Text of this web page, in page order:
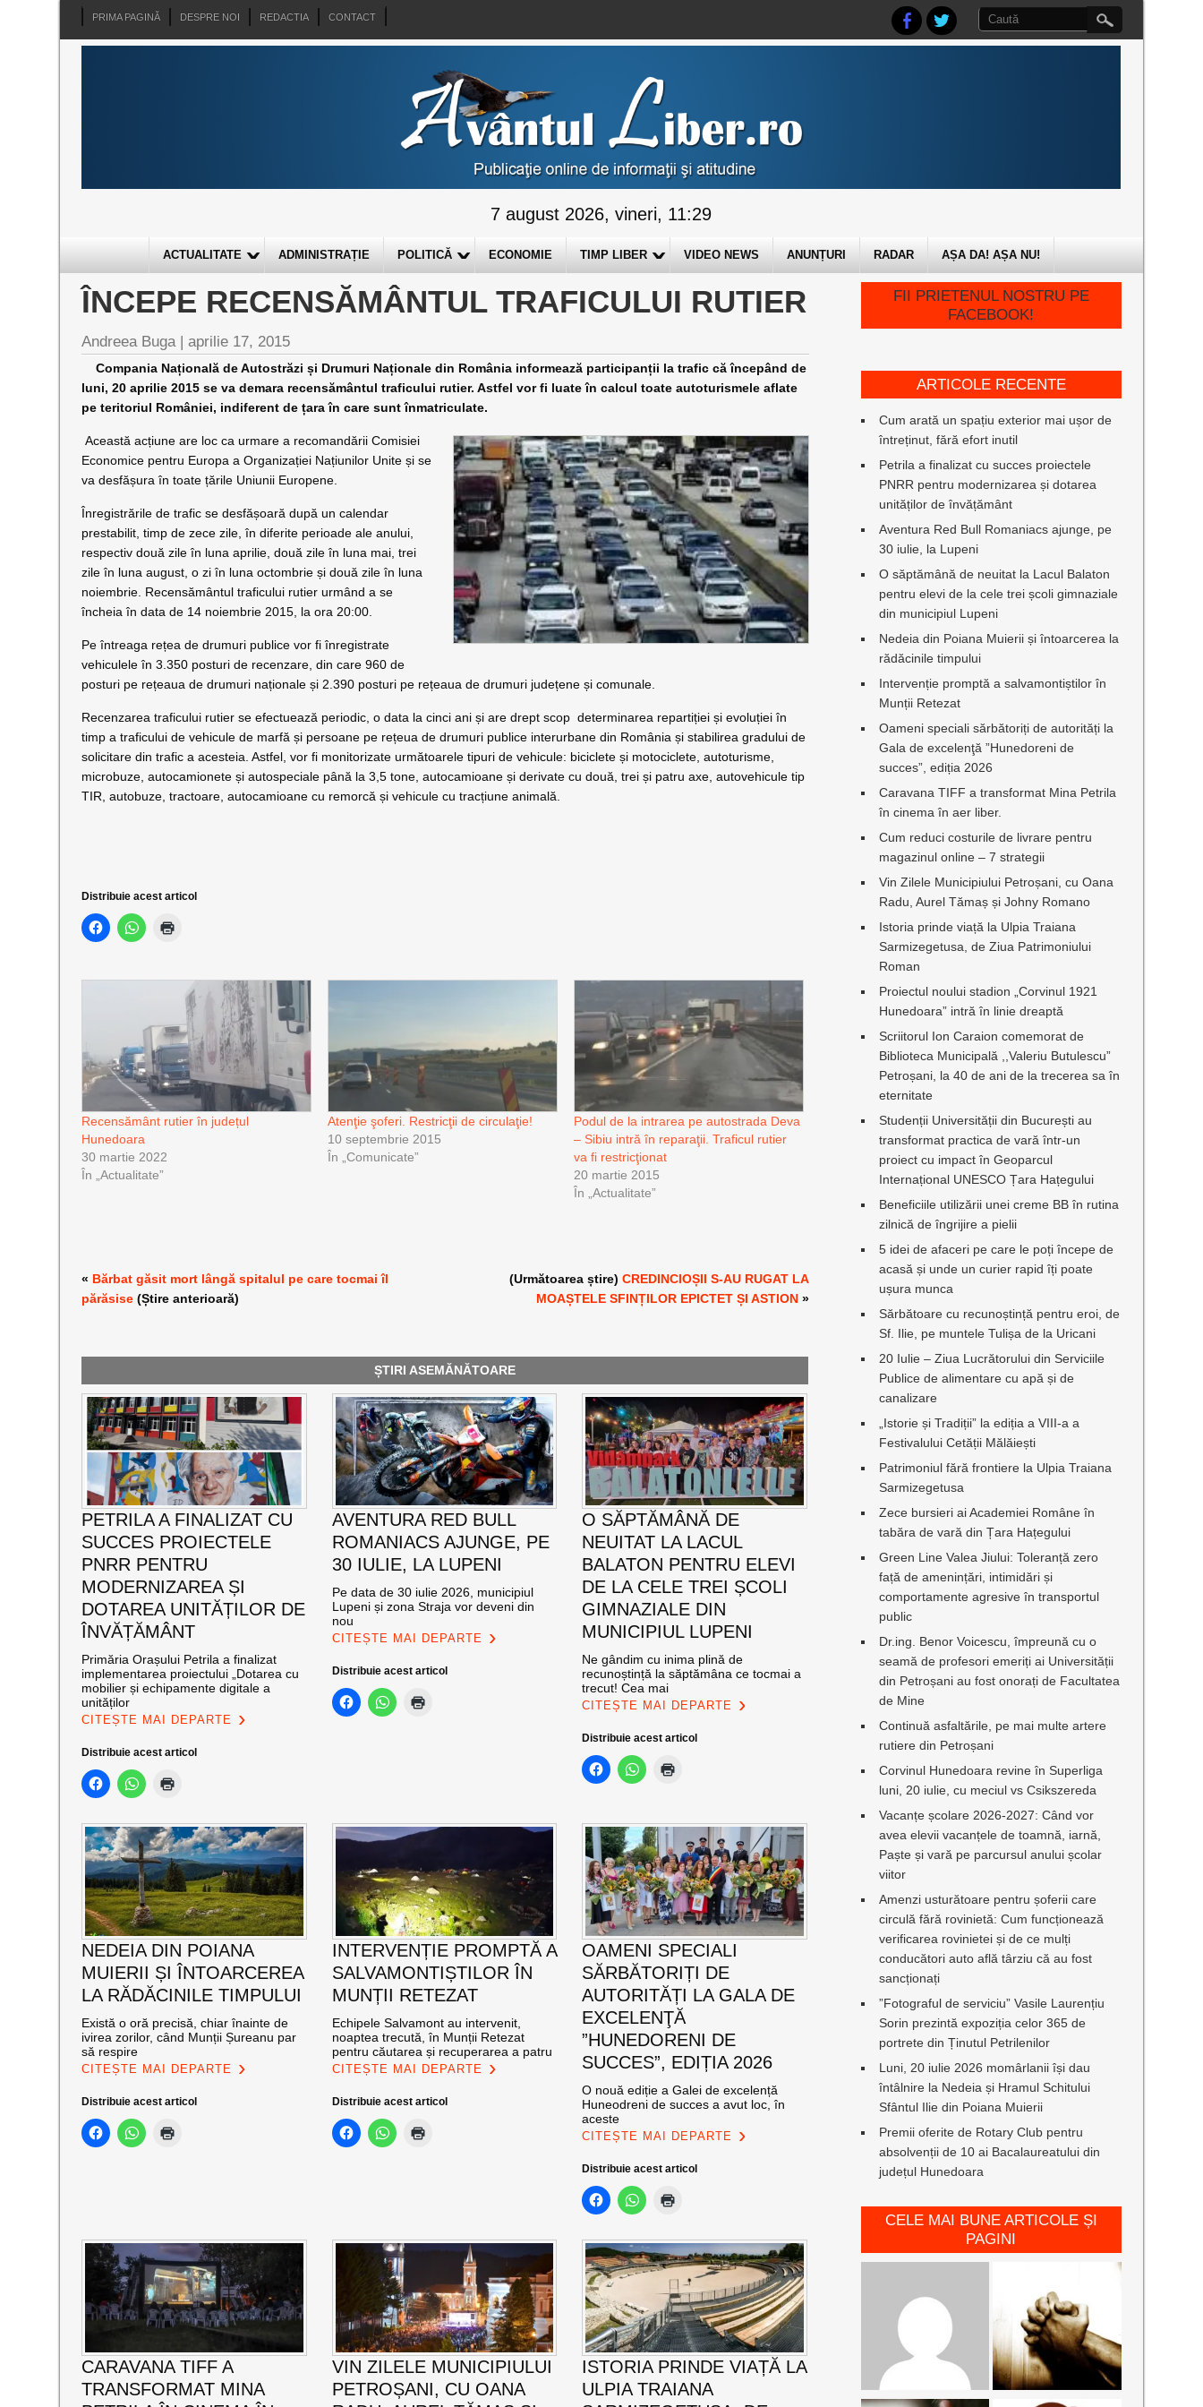
PRIMA PAGINĂ DESPRE NOI REDACTIA CONTACT
7 august 2026, vineri, 11:29
ACTUALITATE ADMINISTRAȚIE POLITICĂ ECONOMIE TIMP LIBER VIDEO NEWS ANUNȚURI RADAR AȘA DA! AȘA NU!
ÎNCEPE RECENSĂMÂNTUL TRAFICULUI RUTIER
Andreea Buga |aprilie 17, 2015
Compania Națională de Autostrăzi și Drumuri Naționale din România informează participanții la trafic că începând de
luni, 20 aprilie 2015 se va demara recensământul traficului rutier. Astfel vor fi luate în calcul toate autoturismele aflate
pe teritoriul României, indiferent de țara în care sunt înmatriculate.
Această acțiune are loc ca urmare a recomandării Comisiei
Economice pentru Europa a Organizației Națiunilor Unite și se
va desfășura în toate țările Uniunii Europene.
Înregistrările de trafic se desfășoară după un calendar
prestabilit, timp de zece zile, în diferite perioade ale anului,
respectiv două zile în luna aprilie, două zile în luna mai, trei
zile în luna august, o zi în luna octombrie și două zile în luna
noiembrie. Recensământul traficului rutier urmând a se
încheia în data de 14 noiembrie 2015, la ora 20:00.
Pe întreaga rețea de drumuri publice vor fi înregistrate
vehiculele în 3.350 posturi de recenzare, din care 960 de
posturi pe rețeaua de drumuri naționale și 2.390 posturi pe rețeaua de drumuri județene și comunale.
Recenzarea traficului rutier se efectuează periodic, o data la cinci ani și are drept scop determinarea repartiției și evoluției în
timp a traficului de vehicule de marfă și persoane pe rețeua de drumuri publice interurbane din România și stabilirea gradului de
solicitare din trafic a acesteia. Astfel, vor fi monitorizate următoarele tipuri de vehicule: biciclete și motociclete, autoturisme,
microbuze, autocamionete și autospeciale până la 3,5 tone, autocamioane și derivate cu două, trei și patru axe, autovehicule tip
TIR, autobuze, tractoare, autocamioane cu remorcă și vehicule cu tracțiune animală.
Distribuie acest articol
Recensământ rutier în județul
Hunedoara
30 martie 2022
În „Actualitate”
Atenţie şoferi. Restricţii de circulaţie!
10 septembrie 2015
În „Comunicate”
Podul de la intrarea pe autostrada Deva
– Sibiu intră în reparaţii. Traficul rutier
va fi restricţionat
20 martie 2015
În „Actualitate”
« Bărbat găsit mort lângă spitalul pe care tocmai îl
părăsise (Știre anterioară)
(Următoarea știre)CREDINCIOȘII S-AU RUGAT LA
MOAȘTELE SFINȚILOR EPICTET ȘI ASTION »
ȘTIRI ASEMĂNĂTOARE
PETRILA A FINALIZAT CU
SUCCES PROIECTELE
PNRR PENTRU
MODERNIZAREA ȘI
DOTAREA UNITĂȚILOR DE
ÎNVĂȚĂMÂNT
Primăria Orașului Petrila a finalizat
implementarea proiectului „Dotarea cu
mobilier și echipamente digitale a
unităților
CITEȘTE MAI DEPARTE
Distribuie acest articol
AVENTURA RED BULL
ROMANIACS AJUNGE, PE
30 IULIE, LA LUPENI
Pe data de 30 iulie 2026, municipiul
Lupeni și zona Straja vor deveni din
nou
CITEȘTE MAI DEPARTE
Distribuie acest articol
O SĂPTĂMÂNĂ DE
NEUITAT LA LACUL
BALATON PENTRU ELEVI
DE LA CELE TREI ȘCOLI
GIMNAZIALE DIN
MUNICIPIUL LUPENI
Ne gândim cu inima plină de
recunoștință la săptămâna ce tocmai a
trecut! Cea mai
CITEȘTE MAI DEPARTE
Distribuie acest articol
NEDEIA DIN POIANA
MUIERII ȘI ÎNTOARCEREA
LA RĂDĂCINILE TIMPULUI
Există o oră precisă, chiar înainte de
ivirea zorilor, când Munții Șureanu par
să respire
CITEȘTE MAI DEPARTE
Distribuie acest articol
INTERVENȚIE PROMPTĂ A
SALVAMONTIȘTILOR ÎN
MUNȚII RETEZAT
Echipele Salvamont au intervenit,
noaptea trecută, în Munții Retezat
pentru căutarea și recuperarea a patru
CITEȘTE MAI DEPARTE
Distribuie acest articol
OAMENI SPECIALI
SĂRBĂTORIȚI DE
AUTORITĂȚI LA GALA DE
EXCELENŢĂ
”HUNEDORENI DE
SUCCES”, EDIȚIA 2026
O nouă ediție a Galei de excelență
Huneodreni de succes a avut loc, în
aceste
CITEȘTE MAI DEPARTE
Distribuie acest articol
CARAVANA TIFF A
TRANSFORMAT MINA
VIN ZILELE MUNICIPIULUI
PETROȘANI, CU OANA
ISTORIA PRINDE VIAȚĂ LA
ULPIA TRAIANA
FII PRIETENUL NOSTRU PE
FACEBOOK!
ARTICOLE RECENTE
Cum arată un spațiu exterior mai ușor de
întreținut, fără efort inutil
Petrila a finalizat cu succes proiectele
PNRR pentru modernizarea și dotarea
unităților de învățământ
Aventura Red Bull Romaniacs ajunge, pe
30 iulie, la Lupeni
O săptămână de neuitat la Lacul Balaton
pentru elevi de la cele trei școli gimnaziale
din municipiul Lupeni
Nedeia din Poiana Muierii și întoarcerea la
rădăcinile timpului
Intervenție promptă a salvamontiștilor în
Munții Retezat
Oameni speciali sărbătoriți de autorități la
Gala de excelenţă ”Hunedoreni de
succes”, ediția 2026
Caravana TIFF a transformat Mina Petrila
în cinema în aer liber.
Cum reduci costurile de livrare pentru
magazinul online – 7 strategii
Vin Zilele Municipiului Petroșani, cu Oana
Radu, Aurel Tămaș și Johny Romano
Istoria prinde viață la Ulpia Traiana
Sarmizegetusa, de Ziua Patrimoniului
Roman
Proiectul noului stadion „Corvinul 1921
Hunedoara” intră în linie dreaptă
Scriitorul Ion Caraion comemorat de
Biblioteca Municipală ,,Valeriu Butulescu”
Petroșani, la 40 de ani de la trecerea sa în
eternitate
Studenții Universității din București au
transformat practica de vară într-un
proiect cu impact în Geoparcul
Internațional UNESCO Țara Hațegului
Beneficiile utilizării unei creme BB în rutina
zilnică de îngrijire a pielii
5 idei de afaceri pe care le poți începe de
acasă și unde un curier rapid îți poate
ușura munca
Sărbătoare cu recunoștință pentru eroi, de
Sf. Ilie, pe muntele Tulișa de la Uricani
20 Iulie – Ziua Lucrătorului din Serviciile
Publice de alimentare cu apă și de
canalizare
„Istorie și Tradiții” la ediția a VIII-a a
Festivalului Cetății Mălăiești
Patrimoniul fără frontiere la Ulpia Traiana
Sarmizegetusa
Zece bursieri ai Academiei Române în
tabăra de vară din Țara Hațegului
Green Line Valea Jiului: Toleranță zero
față de amenințări, intimidări și
comportamente agresive în transportul
public
Dr.ing. Benor Voicescu, împreună cu o
seamă de profesori emeriți ai Universității
din Petroșani au fost onorați de Facultatea
de Mine
Continuă asfaltările, pe mai multe artere
rutiere din Petroșani
Corvinul Hunedoara revine în Superliga
luni, 20 iulie, cu meciul vs Csikszereda
Vacanțe școlare 2026-2027: Când vor
avea elevii vacanțele de toamnă, iarnă,
Paște și vară pe parcursul anului școlar
viitor
Amenzi usturătoare pentru șoferii care
circulă fără rovinietă: Cum funcționează
verificarea rovinietei și de ce mulți
conducători auto află târziu că au fost
sancționați
”Fotograful de serviciu” Vasile Laurențiu
Sorin prezintă expoziția celor 365 de
portrete din Ținutul Petrilenilor
Luni, 20 iulie 2026 momârlanii își dau
întâlnire la Nedeia și Hramul Schitului
Sfântul Ilie din Poiana Muierii
Premii oferite de Rotary Club pentru
absolvenții de 10 ai Bacalaureatului din
județul Hunedoara
CELE MAI BUNE ARTICOLE ȘI
PAGINI